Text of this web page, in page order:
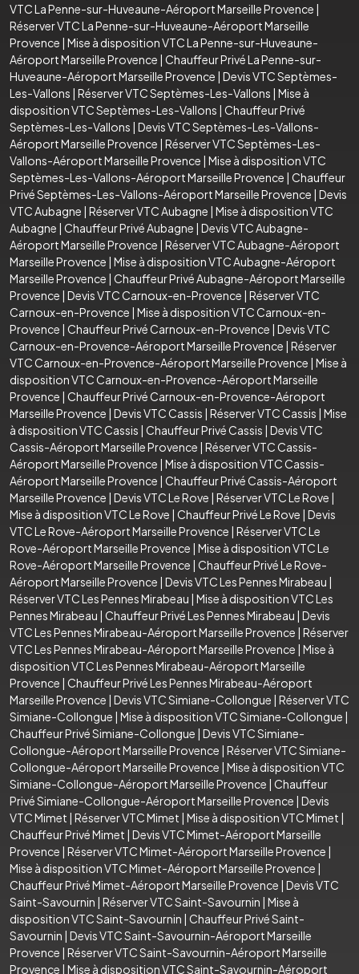
VTC La Penne-sur-Huveaune-Aéroport Marseille Provence |
Réserver VTC La Penne-sur-Huveaune-Aéroport Marseille
Provence | Mise à disposition VTC La Penne-sur-Huveaune-
Aéroport Marseille Provence | Chauffeur Privé La Penne-sur-
Huveaune-Aéroport Marseille Provence | Devis VTC Septèmes-
Les-Vallons | Réserver VTC Septèmes-Les-Vallons | Mise à
disposition VTC Septèmes-Les-Vallons | Chauffeur Privé
Septèmes-Les-Vallons | Devis VTC Septèmes-Les-Vallons-
Aéroport Marseille Provence | Réserver VTC Septèmes-Les-
Vallons-Aéroport Marseille Provence | Mise à disposition VTC
Septèmes-Les-Vallons-Aéroport Marseille Provence | Chauffeur
Privé Septèmes-Les-Vallons-Aéroport Marseille Provence | Devis
VTC Aubagne | Réserver VTC Aubagne | Mise à disposition VTC
Aubagne | Chauffeur Privé Aubagne | Devis VTC Aubagne-
Aéroport Marseille Provence | Réserver VTC Aubagne-Aéroport
Marseille Provence | Mise à disposition VTC Aubagne-Aéroport
Marseille Provence | Chauffeur Privé Aubagne-Aéroport Marseille
Provence | Devis VTC Carnoux-en-Provence | Réserver VTC
Carnoux-en-Provence | Mise à disposition VTC Carnoux-en-
Provence | Chauffeur Privé Carnoux-en-Provence | Devis VTC
Carnoux-en-Provence-Aéroport Marseille Provence | Réserver
VTC Carnoux-en-Provence-Aéroport Marseille Provence | Mise à
disposition VTC Carnoux-en-Provence-Aéroport Marseille
Provence | Chauffeur Privé Carnoux-en-Provence-Aéroport
Marseille Provence | Devis VTC Cassis | Réserver VTC Cassis | Mise
à disposition VTC Cassis | Chauffeur Privé Cassis | Devis VTC
Cassis-Aéroport Marseille Provence | Réserver VTC Cassis-
Aéroport Marseille Provence | Mise à disposition VTC Cassis-
Aéroport Marseille Provence | Chauffeur Privé Cassis-Aéroport
Marseille Provence | Devis VTC Le Rove | Réserver VTC Le Rove |
Mise à disposition VTC Le Rove | Chauffeur Privé Le Rove | Devis
VTC Le Rove-Aéroport Marseille Provence | Réserver VTC Le
Rove-Aéroport Marseille Provence | Mise à disposition VTC Le
Rove-Aéroport Marseille Provence | Chauffeur Privé Le Rove-
Aéroport Marseille Provence | Devis VTC Les Pennes Mirabeau |
Réserver VTC Les Pennes Mirabeau | Mise à disposition VTC Les
Pennes Mirabeau | Chauffeur Privé Les Pennes Mirabeau | Devis
VTC Les Pennes Mirabeau-Aéroport Marseille Provence | Réserver
VTC Les Pennes Mirabeau-Aéroport Marseille Provence | Mise à
disposition VTC Les Pennes Mirabeau-Aéroport Marseille
Provence | Chauffeur Privé Les Pennes Mirabeau-Aéroport
Marseille Provence | Devis VTC Simiane-Collongue | Réserver VTC
Simiane-Collongue | Mise à disposition VTC Simiane-Collongue |
Chauffeur Privé Simiane-Collongue | Devis VTC Simiane-
Collongue-Aéroport Marseille Provence | Réserver VTC Simiane-
Collongue-Aéroport Marseille Provence | Mise à disposition VTC
Simiane-Collongue-Aéroport Marseille Provence | Chauffeur
Privé Simiane-Collongue-Aéroport Marseille Provence | Devis
VTC Mimet | Réserver VTC Mimet | Mise à disposition VTC Mimet |
Chauffeur Privé Mimet | Devis VTC Mimet-Aéroport Marseille
Provence | Réserver VTC Mimet-Aéroport Marseille Provence |
Mise à disposition VTC Mimet-Aéroport Marseille Provence |
Chauffeur Privé Mimet-Aéroport Marseille Provence | Devis VTC
Saint-Savournin | Réserver VTC Saint-Savournin | Mise à
disposition VTC Saint-Savournin | Chauffeur Privé Saint-
Savournin | Devis VTC Saint-Savournin-Aéroport Marseille
Provence | Réserver VTC Saint-Savournin-Aéroport Marseille
Provence | Mise à disposition VTC Saint-Savournin-Aéroport